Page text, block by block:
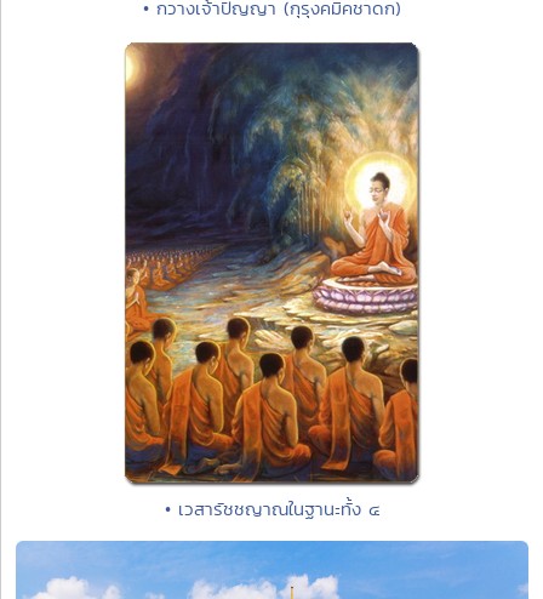
• กวางเจ้าปัญญา (กุรุงคมิคชาดก)
• เวสารัชชญาณในฐานะทั้ง ๔